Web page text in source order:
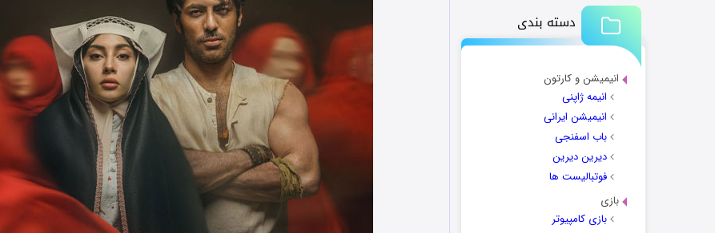
دسته بندی
انیمیشن و کارتون
انیمه ژاپنی
انیمیشن ایرانی
باب اسفنجی
دیرین دیرین
فوتبالیست ها
بازی
بازی کامپیوتر